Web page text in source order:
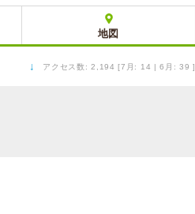
地図
↓ アクセス数: 2,194 [7月: 14 | 6月: 39 ]